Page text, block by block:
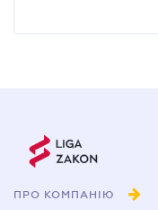
ПРО КОМПАНІЮ